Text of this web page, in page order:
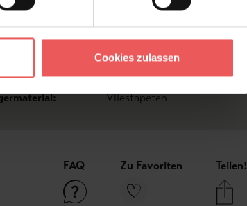
Cookies zulassen
Multicolor
Vlieskleber
besteht aus 4 Bahnen
Florale Muster, FotoTapeten
Vliestapeten
FAQ Zu Favoriten Teilen!